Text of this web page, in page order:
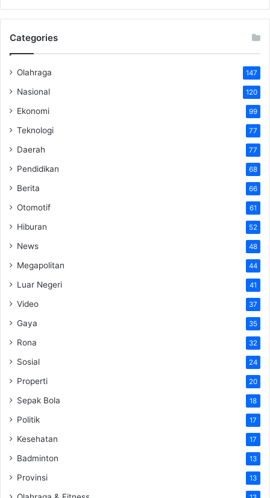
Categories
Olahraga 147
Nasional 120
Ekonomi 99
Teknologi 77
Daerah 77
Pendidikan 68
Berita 66
Otomotif 61
Hiburan 52
News 48
Megapolitan 44
Luar Negeri 41
Video 37
Gaya 35
Rona 32
Sosial 24
Properti 20
Sepak Bola 18
Politik 17
Kesehatan 17
Badminton 13
Provinsi 13